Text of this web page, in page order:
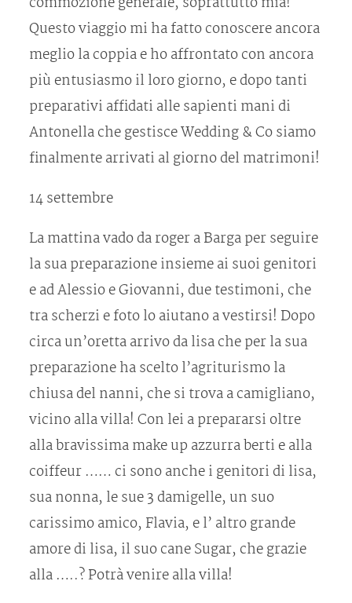
Questo viaggio mi ha fatto conoscere ancora
meglio la coppia e ho affrontato con ancora
più entusiasmo il loro giorno, e dopo tanti
preparativi affidati alle sapienti mani di
Antonella che gestisce Wedding & Co siamo
finalmente arrivati al giorno del matrimoni!
14 settembre
La mattina vado da roger a Barga per seguire
la sua preparazione insieme ai suoi genitori
e ad Alessio e Giovanni, due testimoni, che
tra scherzi e foto lo aiutano a vestirsi! Dopo
circa un’oretta arrivo da lisa che per la sua
preparazione ha scelto l’agriturismo la
chiusa del nanni, che si trova a camigliano,
vicino alla villa! Con lei a prepararsi oltre
alla bravissima make up azzurra berti e alla
coiffeur …… ci sono anche i genitori di lisa,
sua nonna, le sue 3 damigelle, un suo
carissimo amico, Flavia, e l’ altro grande
amore di lisa, il suo cane Sugar, che grazie
alla …..? Potrà venire alla villa!